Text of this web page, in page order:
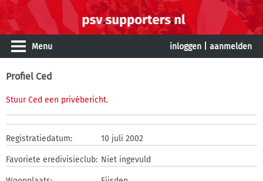
Menu inloggen aanmelden
Profiel Ced
Stuur Ced een privébericht.
Registratiedatum: 10 juli 2002
Favoriete eredivisieclub: Niet ingevuld